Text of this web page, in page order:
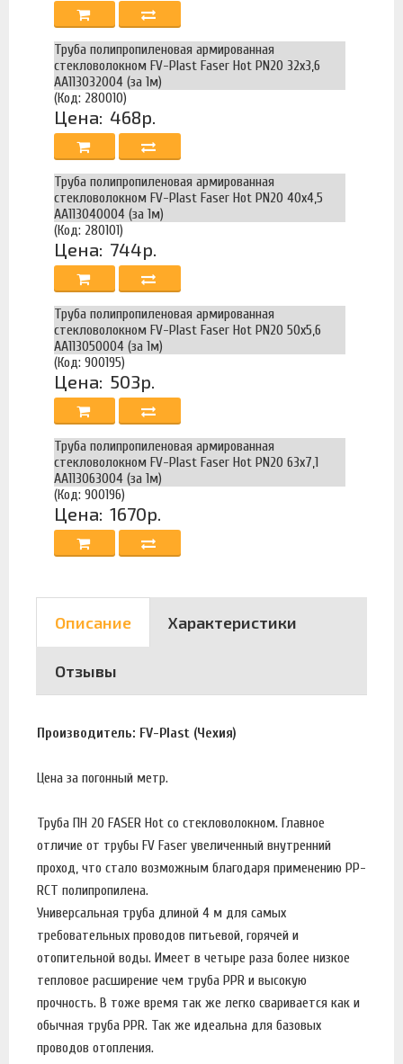
Труба полипропиленовая армированная
стекловолокном FV-Plast Faser Hot PN20 32х3,6
AA113032004 (за 1м)
(Код: 280010)
Цена: 468р.
Труба полипропиленовая армированная
стекловолокном FV-Plast Faser Hot PN20 40х4,5
AA113040004 (за 1м)
(Код: 280101)
Цена: 744р.
Труба полипропиленовая армированная
стекловолокном FV-Plast Faser Hot PN20 50х5,6
AA113050004 (за 1м)
(Код: 900195)
Цена: 503р.
Труба полипропиленовая армированная
стекловолокном FV-Plast Faser Hot PN20 63х7,1
AA113063004 (за 1м)
(Код: 900196)
Цена: 1670р.
Описание Характеристики
Отзывы
Производитель: FV-Plast (Чехия)
Цена за погонный метр.
Труба ПН 20 FASER Hot со стекловолокном. Главное
отличие от трубы FV Faser увеличенный внутренний
проход, что стало возможным благодаря применению PP-
RCT полипропилена.
Универсальная труба длиной 4 м для самых
требовательных проводов питьевой, горячей и
отопительной воды. Имеет в четыре раза более низкое
тепловое расширение чем труба PPR и высокую
прочность. В тоже время так же легко сваривается как и
обычная труба PPR. Так же идеальна для базовых
проводов отопления.